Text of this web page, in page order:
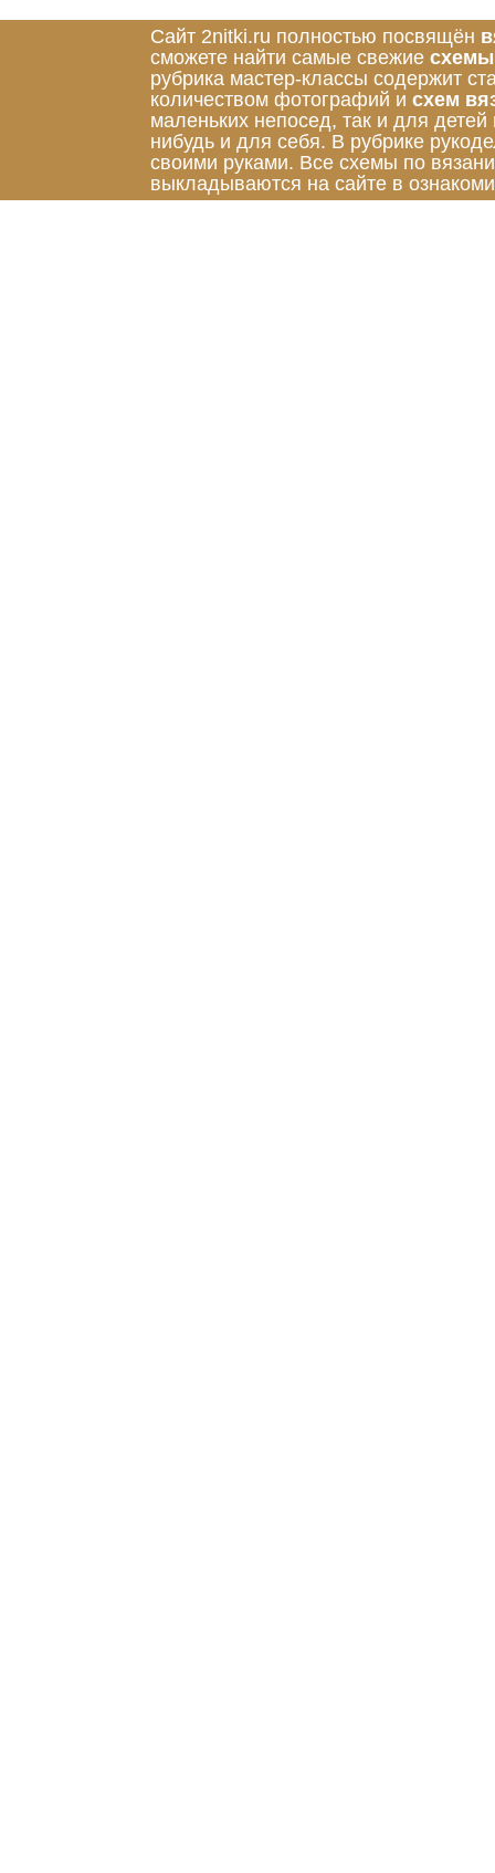
Сайт 2nitki.ru полностью посвящён
сможете найти самые свежие схемы
рубрика мастер-классы содержит
количеством фотографий и схем
маленьких непосед, так и для
нибудь и для себя. В рубрике
своими руками. Все схемы по
выкладываются на сайте в